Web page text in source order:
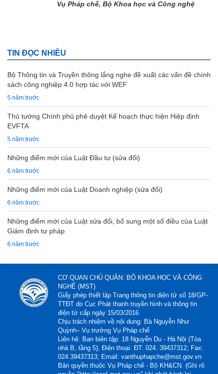
Vụ Pháp chế, Bộ Khoa học và Công nghệ
TIN ĐỌC NHIỀU
Bộ Thông tin và Truyền thông lắng nghe đề xuất các vấn đề chính
sách công nghiệp 4.0 hợp tác với WEF
5 năm trước
Thủ tướng Chính phủ phê duyệt Kế hoạch thực hiện Hiệp định
EVFTA
5 năm trước
Những điểm mới của Luật Đầu tư (sửa đổi)
6 năm trước
Những điểm mới của Luật Doanh nghiệp (sửa đổi)
6 năm trước
Những điểm mới của Luật sửa đổi, bổ sung một số điều của Luật
Giám định tư pháp
6 năm trước
CƠ QUAN CHỦ QUẢN: BỘ KHOA HỌC VÀ CÔNG
NGHỆ (MST)
Giấy phép thiết lập Trang thông tin điện tử số 18/GP-
TTĐT do Cục Phát thanh truyền hình và thông tin
điện tử cấp ngày 15/03/2016.
Chịu trách nhiệm về nội dung: Bà Nguyễn Như
Quỳnh– Vụ trưởng Vụ Pháp chế
Liên hệ: Ban biên tập: 18 Nguyễn Du - Hà Nội (Tòa
nhà B, tầng 5); Điện thoại: ĐT: 024. 39437312; Fax:
024.39437313; Email: vanthuphapche@mst.gov.vn
Bản quyền thuộc Vụ Pháp chế - Bộ KH&CN. (Ghi rõ